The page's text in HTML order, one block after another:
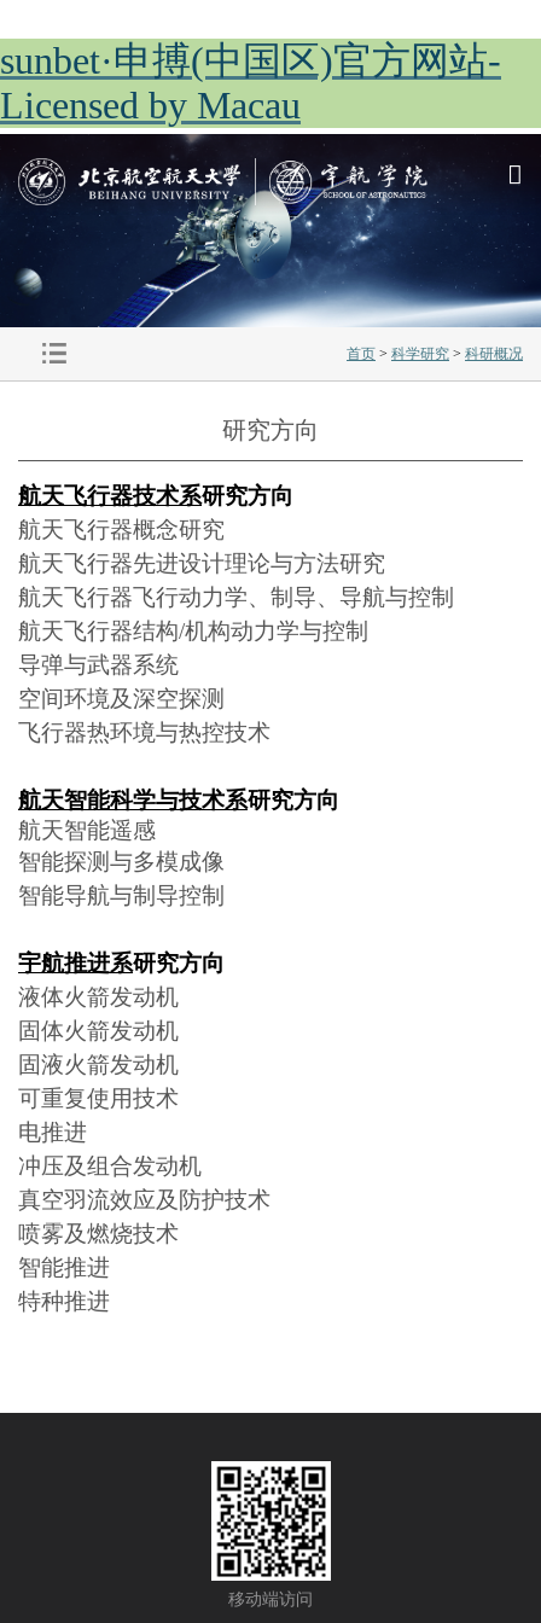
sunbet·申搏(中国区)官方网站-
Licensed by Macau
首页 > 科学研究 > 科研概况
研究方向
航天飞行器技术系研究方向
航天飞行器概念研究
航天飞行器先进设计理论与方法研究
航天飞行器飞行动力学、制导、导航与控制
航天飞行器结构/机构动力学与控制
导弹与武器系统
空间环境及深空探测
飞行器热环境与热控技术
航天智能科学与技术系研究方向
航天智能遥感
智能探测与多模成像
智能导航与制导控制
宇航推进系研究方向
液体火箭发动机
固体火箭发动机
固液火箭发动机
可重复使用技术
电推进
冲压及组合发动机
真空羽流效应及防护技术
喷雾及燃烧技术
智能推进
特种推进
移动端访问